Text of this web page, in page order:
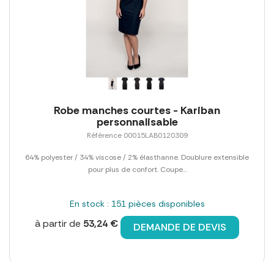
Robe manches courtes - Kariban
personnalisable
Référence 00015LAB0120309
64% polyester / 34% viscose / 2% élasthanne. Doublure extensible
pour plus de confort. Coupe...
En stock : 151 pièces disponibles
à partir de 53,24 € DEMANDE DE DEVIS